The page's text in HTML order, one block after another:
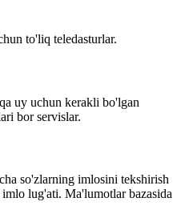
to'liq teledasturlar.
uy uchun kerakli bo'lgan
bor servislar.
so'zlarning imlosini tekshirish
lug'ati. Ma'lumotlar bazasida